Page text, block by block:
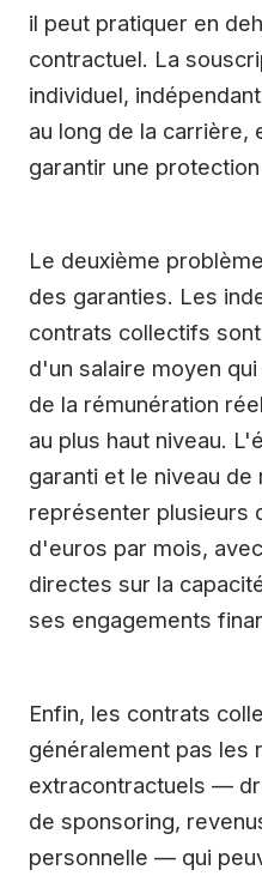
il peut pratiquer en
contractuel. La
individuel,
au long de la carrière,
garantir une
Le deuxième
des garanties. Les
contrats collectifs
d'un salaire moyen
de la rémunération
au plus haut niveau.
garanti et le niveau
représenter plusieurs
d'euros par mois,
directes sur la
ses engagements
Enfin, les contrats
généralement pas les
extracontractuels —
de sponsoring,
personnelle — qui